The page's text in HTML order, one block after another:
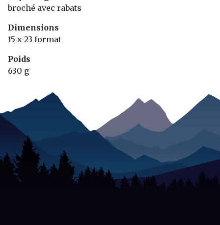
broché avec rabats
Dimensions
15 x 23 format
Poids
630 g